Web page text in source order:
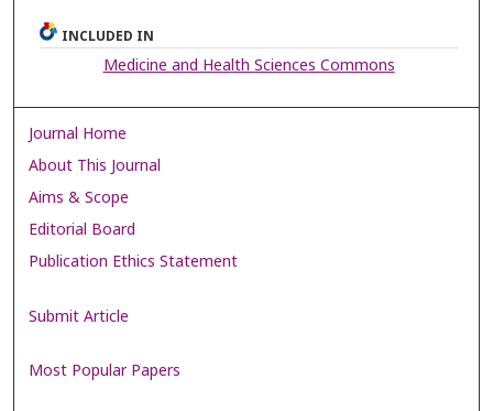
INCLUDED IN
Medicine and Health Sciences Commons
Journal Home
About This Journal
Aims & Scope
Editorial Board
Publication Ethics Statement
Submit Article
Most Popular Papers